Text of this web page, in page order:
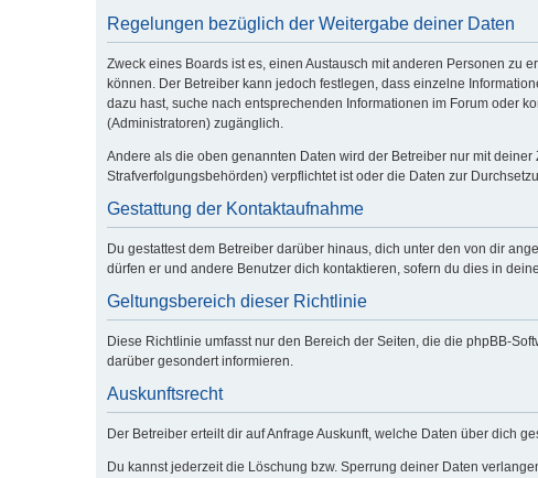
Regelungen bezüglich der Weitergabe deiner Daten
Zweck eines Boards ist es, einen Austausch mit anderen Personen zu
können. Der Betreiber kann jedoch festlegen, dass einzelne
dazu hast, suche nach entsprechenden Informationen im Forum oder
(Administratoren) zugänglich.
Andere als die oben genannten Daten wird der Betreiber nur mit
Strafverfolgungsbehörden) verpflichtet ist oder die Daten zur
Gestattung der Kontaktaufnahme
Du gestattest dem Betreiber darüber hinaus, dich unter den von dir
dürfen er und andere Benutzer dich kontaktieren, sofern du dies in
Geltungsbereich dieser Richtlinie
Diese Richtlinie umfasst nur den Bereich der Seiten, die die phpBB-
darüber gesondert informieren.
Auskunftsrecht
Der Betreiber erteilt dir auf Anfrage Auskunft, welche Daten über dich
Du kannst jederzeit die Löschung bzw. Sperrung deiner Daten